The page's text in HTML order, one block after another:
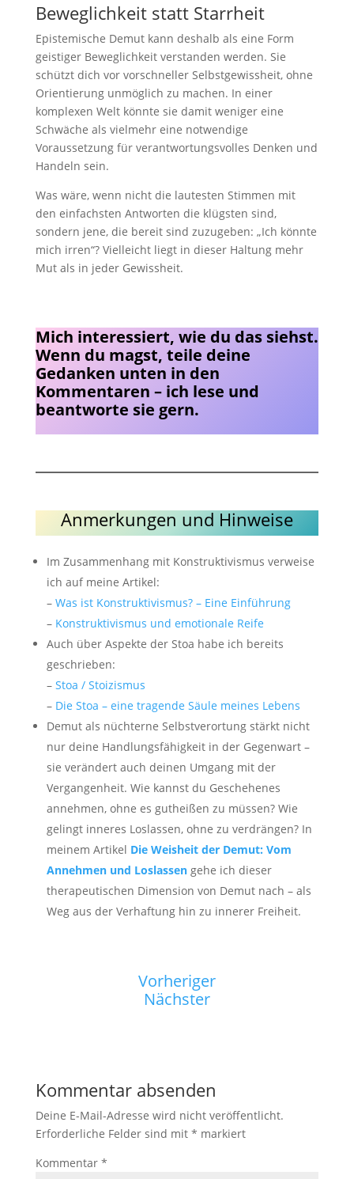
Beweglichkeit statt Starrheit
Epistemische Demut kann deshalb als eine Form
geistiger Beweglichkeit verstanden werden. Sie
schützt dich vor vorschneller Selbstgewissheit, ohne
Orientierung unmöglich zu machen. In einer
komplexen Welt könnte sie damit weniger eine
Schwäche als vielmehr eine notwendige
Voraussetzung für verantwortungsvolles Denken und
Handeln sein.
Was wäre, wenn nicht die lautesten Stimmen mit
den einfachsten Antworten die klügsten sind,
sondern jene, die bereit sind zuzugeben: „Ich könnte
mich irren“? Vielleicht liegt in dieser Haltung mehr
Mut als in jeder Gewissheit.
Mich interessiert, wie du das siehst.
Wenn du magst, teile deine
Gedanken unten in den
Kommentaren – ich lese und
beantworte sie gern.
Anmerkungen und Hinweise
Im Zusammenhang mit Konstruktivismus verweise
ich auf meine Artikel:
– Was ist Konstruktivismus? – Eine Einführung
– Konstruktivismus und emotionale Reife
Auch über Aspekte der Stoa habe ich bereits
geschrieben:
– Stoa / Stoizismus
– Die Stoa – eine tragende Säule meines Lebens
Demut als nüchterne Selbstverortung stärkt nicht
nur deine Handlungsfähigkeit in der Gegenwart –
sie verändert auch deinen Umgang mit der
Vergangenheit. Wie kannst du Geschehenes
annehmen, ohne es gutheißen zu müssen? Wie
gelingt inneres Loslassen, ohne zu verdrängen? In
meinem Artikel Die Weisheit der Demut: Vom
Annehmen und Loslassengehe ich dieser
therapeutischen Dimension von Demut nach – als
Weg aus der Verhaftung hin zu innerer Freiheit.
Vorheriger
Nächster
Kommentar absenden
Deine E-Mail-Adresse wird nicht veröffentlicht.
Erforderliche Felder sind mit * markiert
Kommentar *